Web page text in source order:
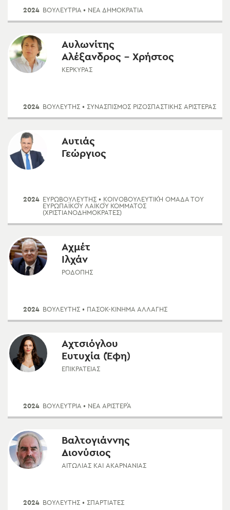
2024 ΒΟΥΛΕΥΤΡΙΑ • ΝΈΑ ΔΗΜΟΚΡΑΤΊΑ
Αυλωνίτης
Αλέξανδρος - Χρήστος
ΚΕΡΚΎΡΑΣ
2024 ΒΟΥΛΕΥΤΗΣ • ΣΥΝΑΣΠΙΣΜΌΣ ΡΙΖΟΣΠΑΣΤΙΚΉΣ ΑΡΙΣΤΕΡΆΣ
Αυτιάς
Γεώργιος
2024 ΕΥΡΩΒΟΥΛΕΥΤΗΣ • ΚOΙVOΒOΥΛΕΥΤΙΚΉ ΟΜΆΔΑ ΤOΥ
ΕΥΡΩΠΑΪΚOΎ ΛΑΪΚOΎ ΚΌΜΜΑΤOΣ
(ΧΡΙΣΤΙΑΝOΔΗΜOΚΡΆΤΕΣ)
Αχμέτ
Ιλχάν
ΡΟΔΌΠΗΣ
2024 ΒΟΥΛΕΥΤΗΣ • ΠΑΣΟΚ-ΚΊΝΗΜΑ ΑΛΛΑΓΉΣ
Αχτσιόγλου
Ευτυχία (Έφη)
ΕΠΙΚΡΑΤΕΊΑΣ
2024 ΒΟΥΛΕΥΤΡΙΑ • ΝΈΑ ΑΡΙΣΤΕΡΆ
Βαλτογιάννης
Διονύσιος
ΑΙΤΩΛΊΑΣ ΚΑΙ ΑΚΑΡΝΑΝΊΑΣ
2024 ΒΟΥΛΕΥΤΗΣ • ΣΠΑΡΤΙΑΤΕΣ